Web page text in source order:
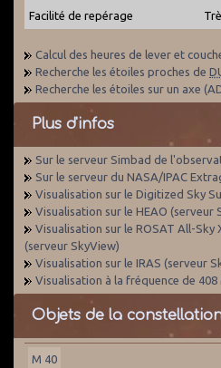
Facilité de repérage
Calcul des heures de lever et
Recherche les étoiles proches de
Recherche les étoiles sur un axe
Plus d'infos
Sur le serveur Simbad de
Sur le serveur du NASA/IPAC
Visualisation sur le Digitized Sky
Visualisation sur le HEAO (serveur
Visualisation sur le ROSAT All-Sky
(serveur SkyView)
Visualisation sur le IRAS (serveur
Visualisation à la fréquence de
Objets de la
M 40